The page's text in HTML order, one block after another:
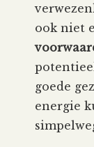
ook niet
goede
energie